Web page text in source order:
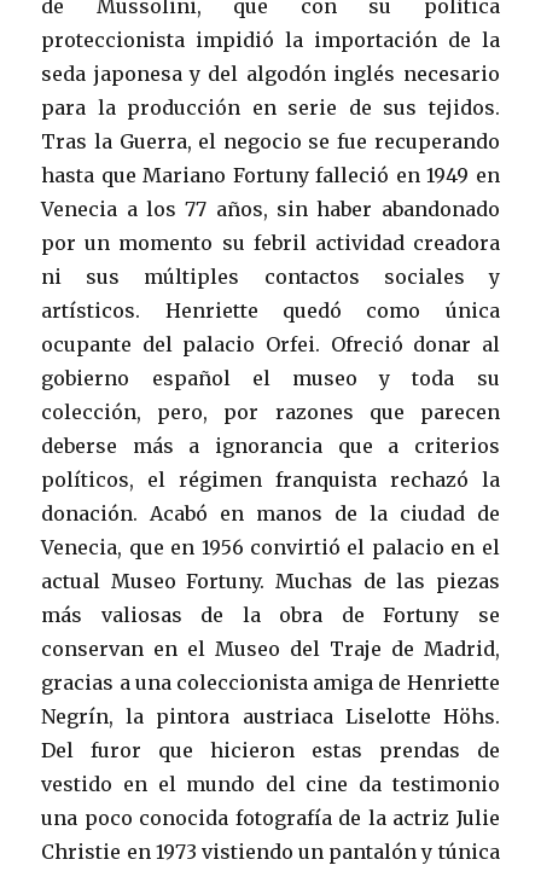
de Mussolini, que con su política
proteccionista impidió la importación de la
seda japonesa y del algodón inglés necesario
para la producción en serie de sus tejidos.
Tras la Guerra, el negocio se fue recuperando
hasta que Mariano Fortuny falleció en 1949 en
Venecia a los 77 años, sin haber abandonado
por un momento su febril actividad creadora
ni sus múltiples contactos sociales y
artísticos. Henriette quedó como única
ocupante del palacio Orfei. Ofreció donar al
gobierno español el museo y toda su
colección, pero, por razones que parecen
deberse más a ignorancia que a criterios
políticos, el régimen franquista rechazó la
donación. Acabó en manos de la ciudad de
Venecia, que en 1956 convirtió el palacio en el
actual Museo Fortuny. Muchas de las piezas
más valiosas de la obra de Fortuny se
conservan en el Museo del Traje de Madrid,
gracias a una coleccionista amiga de Henriette
Negrín, la pintora austriaca Liselotte Höhs.
Del furor que hicieron estas prendas de
vestido en el mundo del cine da testimonio
una poco conocida fotografía de la actriz Julie
Christie en 1973 vistiendo un pantalón y túnica